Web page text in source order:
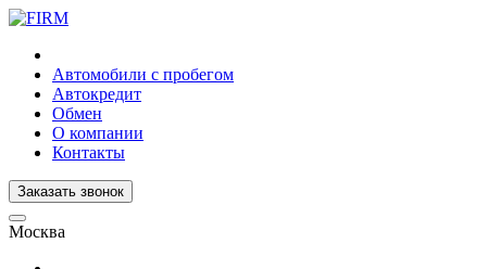
Автомобили с пробегом
Автокредит
Обмен
О компании
Контакты
Заказать звонок
Москва